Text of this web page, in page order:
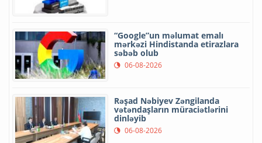
“Google”un məlumat emalı
mərkəzi Hindistanda etirazlara
səbəb olub
06-08-2026
Rəşad Nəbiyev Zəngilanda
vətəndaşların müraciətlərini
dinləyib
06-08-2026